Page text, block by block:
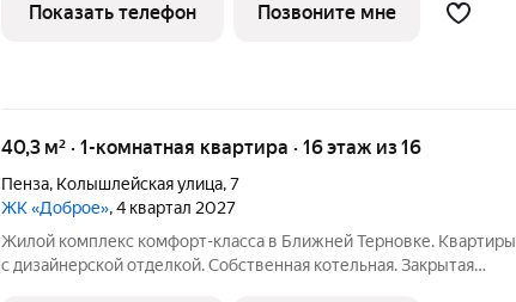
подземный и
Показать телефон Позвоните мне
40,3 м² · 1-комнатная квартира · 16 этаж из 16
Пенза, Колышлейская улица,7
ЖК «Доброе», 4 квартал 2027
Жилой комплекс комфорт-класса в Ближней Терновке. Квартиры
с дизайнерской отделкой. Собственная котельная. Закрытая